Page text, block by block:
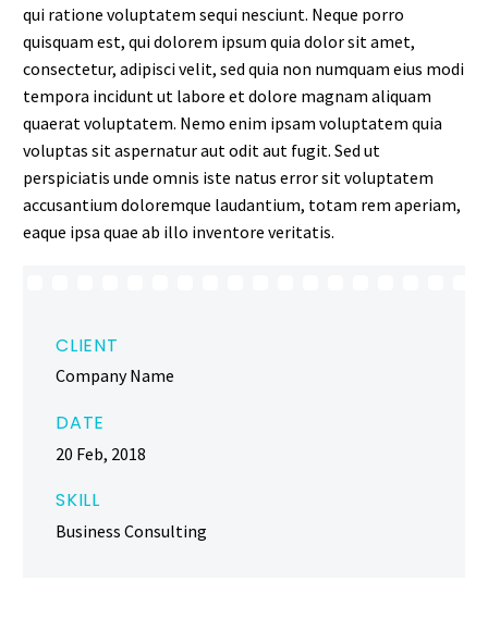
qui ratione voluptatem sequi nesciunt. Neque porro
quisquam est, qui dolorem ipsum quia dolor sit amet,
consectetur, adipisci velit, sed quia non numquam eius modi
tempora incidunt ut labore et dolore magnam aliquam
quaerat voluptatem. Nemo enim ipsam voluptatem quia
voluptas sit aspernatur aut odit aut fugit. Sed ut
perspiciatis unde omnis iste natus error sit voluptatem
accusantium doloremque laudantium, totam rem aperiam,
eaque ipsa quae ab illo inventore veritatis.
CLIENT
Company Name
DATE
20 Feb, 2018
SKILL
Business Consulting